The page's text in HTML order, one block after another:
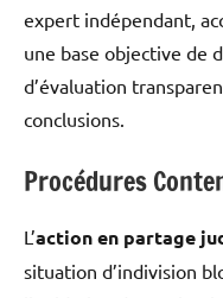
expert indépendant,
une base objective de
d’évaluation
conclusions.
Procédures
L’action en partage
situation d’indivision